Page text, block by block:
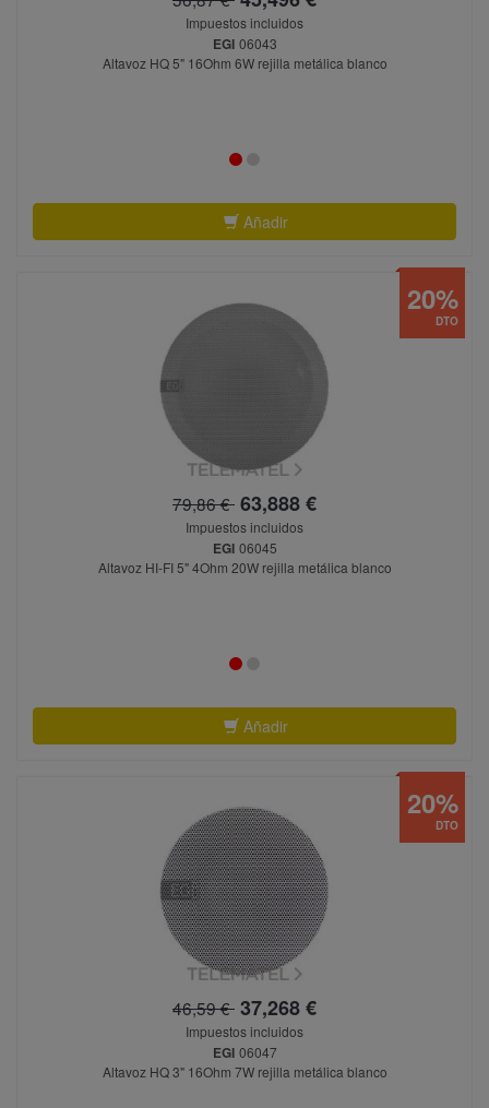
Impuestos incluidos
EGI 06043
Altavoz HQ 5" 16Ohm 6W rejilla metálica blanco
Añadir
79,86 € 63,888 €
Impuestos incluidos
EGI 06045
Altavoz HI-FI 5" 4Ohm 20W rejilla metálica blanco
Añadir
DTO
20%
46,59 € 37,268 €
Impuestos incluidos
EGI 06047
Altavoz HQ 3" 16Ohm 7W rejilla metálica blanco
DTO
20%